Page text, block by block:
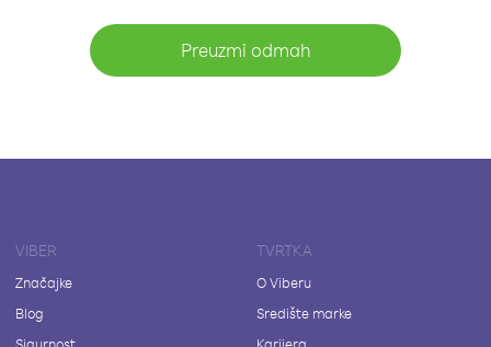
Preuzmi odmah
VIBER
Značajke
Blog
TVRTKA
O Viberu
Središte marke